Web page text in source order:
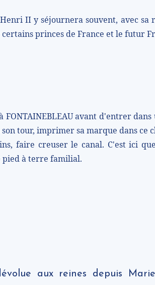
II y séjournera souvent, avec sa
princes de France et le futur
avant d'entrer
tour, imprimer sa marque dans ce
faire creuser le canal. C'est ici
pied à terre familial.
aux reines depuis